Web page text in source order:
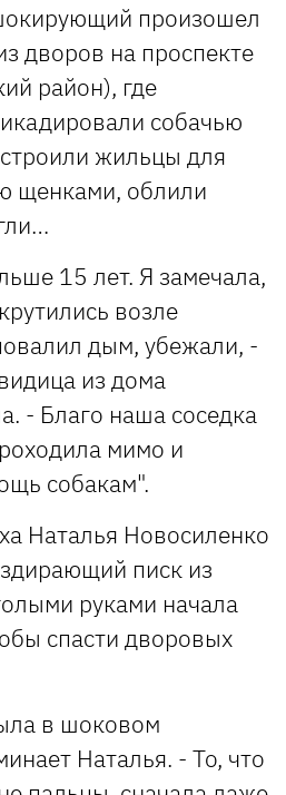
произошел
дворов на проспекте
район), где
собачью
жильцы для
щенками, облили
15 лет. Я замечала,
возле
дым, убежали, -
из дома
- Благо наша соседка
мимо и
собакам".
Наталья Новосиленко
писк из
руками начала
спасти дворовых
в шоковом
Наталья. - То, что